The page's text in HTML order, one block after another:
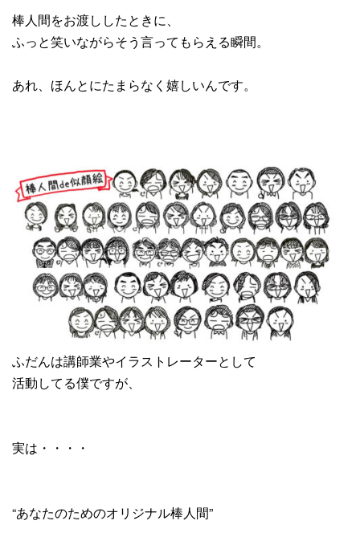
棒人間をお渡ししたときに、
ふっと笑いながらそう言ってもらえる瞬間。
あれ、ほんとにたまらなく嬉しいんです。
ふだんは講師業やイラストレーターとして
活動してる僕ですが、
実は・・・・
“あなたのためのオリジナル棒人間”